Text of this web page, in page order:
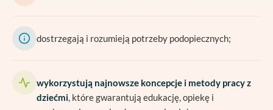
dostrzegają i rozumieją potrzeby podopiecznych;
wykorzystują najnowsze koncepcje i metody pracy z
dziećmi, które gwarantują edukację, opiekę i